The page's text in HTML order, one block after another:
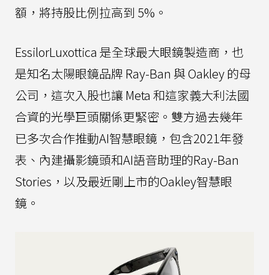
額，將持股比例拉高到 5%。
EssilorLuxottica 是全球最大眼鏡製造商，也
是知名太陽眼鏡品牌 Ray-Ban 與 Oakley 的母
公司，這次入股也讓 Meta 和這家義大利法國
合資的光學巨頭關係更緊密。雙方過去幾年
已多次合作推動AI智慧眼鏡，包含2021年發
表、內建攝影鏡頭和AI語音助理的Ray-Ban
Stories，以及最近剛上市的Oakley智慧眼
鏡。